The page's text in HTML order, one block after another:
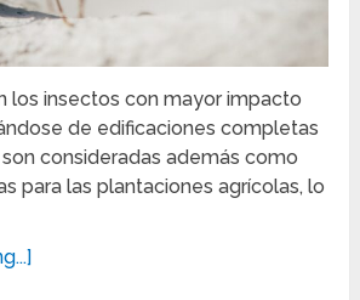
los insectos con mayor impacto
de edificaciones completas
consideradas además como
para las plantaciones agrícolas, lo